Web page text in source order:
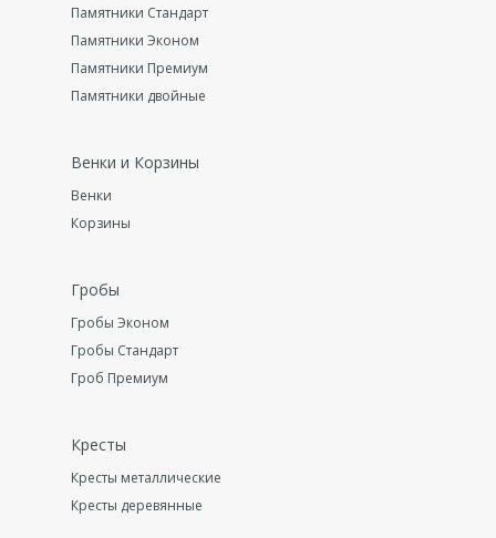
Памятники Стандарт
Памятники Эконом
Памятники Премиум
Памятники двойные
Венки и Корзины
Венки
Корзины
Гробы
Гробы Эконом
Гробы Стандарт
Гроб Премиум
Кресты
Кресты металлические
Кресты деревянные